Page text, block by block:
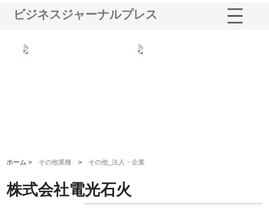
ビジネスジャーナルプレス
ホーム > その他業種 > その他_法人・企業
株式会社電光石火